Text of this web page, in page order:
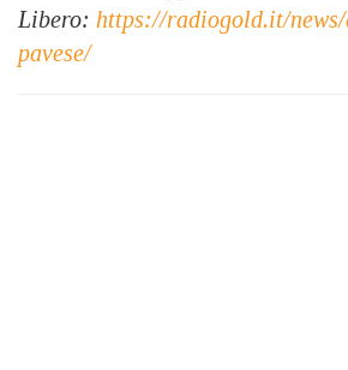
Libero: https://radiogold.it/
pavese/